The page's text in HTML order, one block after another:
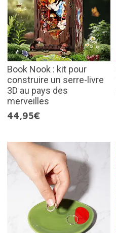
Book Nook : kit pour
construire un serre-livre
3D au pays des
merveilles
44,95€